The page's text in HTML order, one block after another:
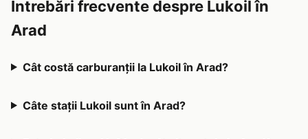
Întrebări frecvente despre Lukoil în
Arad
Cât costă carburanții la Lukoil în Arad?
Câte stații Lukoil sunt în Arad?